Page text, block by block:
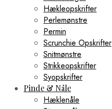
Hækleopskrifter
Perlemønstre
Permin
Scrunchie Opskrifter
Snitmønstre
Strikkeopskrifter
Syopskrifter
Pinde & Nåle
Hæklenåle